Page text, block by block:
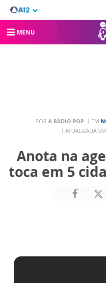
MENU
POR A RÁDIO POP EM
ATUALIZADA
Anota na
toca em 5